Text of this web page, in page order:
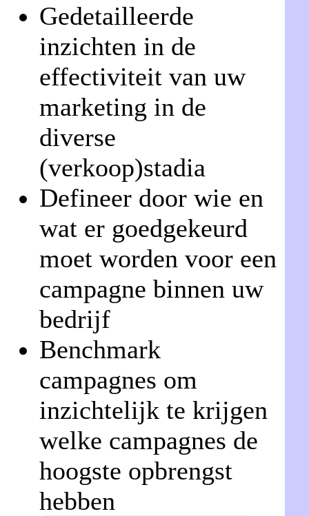
Gedetailleerde
inzichten in de
effectiviteit van uw
marketing in de
diverse
(verkoop)stadia
Defineer door wie en
wat er goedgekeurd
moet worden voor een
campagne binnen uw
bedrijf
Benchmark
campagnes om
inzichtelijk te krijgen
welke campagnes de
hoogste opbrengst
hebben